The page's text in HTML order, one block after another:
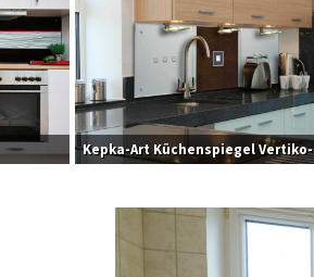
Kepka-Art Küchenspiegel Vertiko-